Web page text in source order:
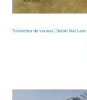
Tormentas de verano | Sarah MacLean